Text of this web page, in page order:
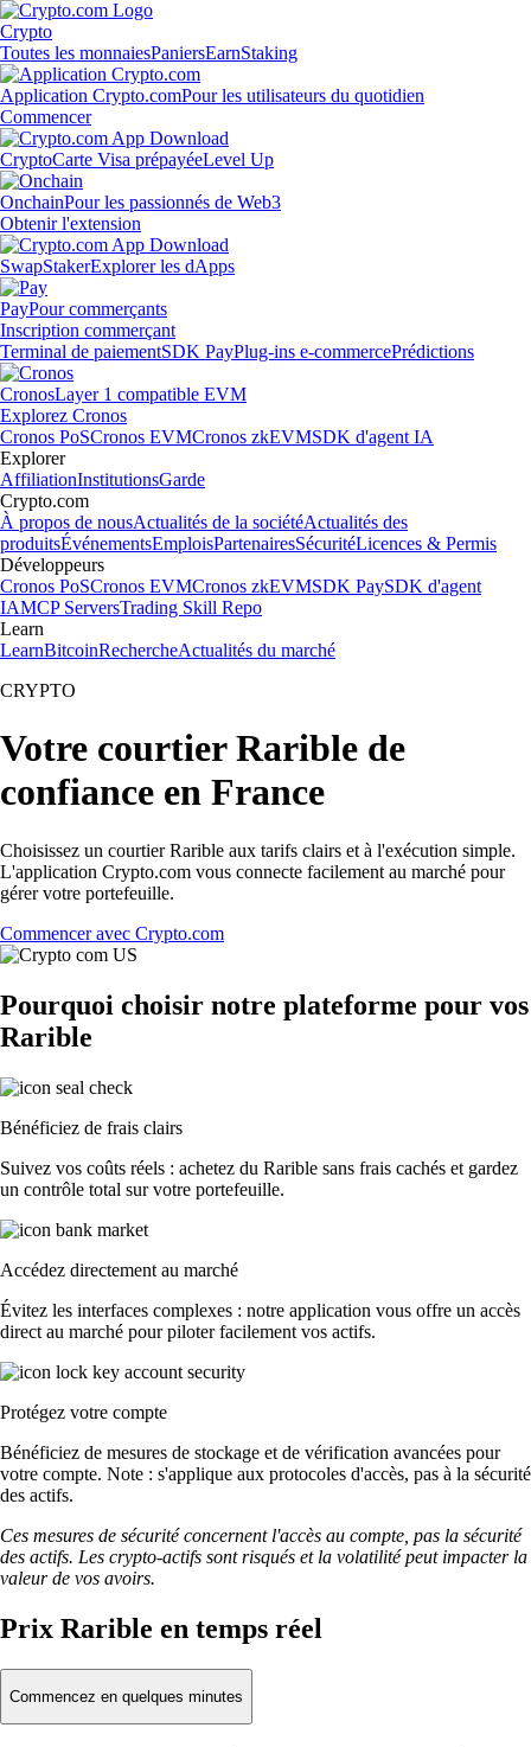
Crypto
Toutes les monnaiesPaniersEarnStaking
Application Crypto.comPour les utilisateurs du quotidien
Commencer
CryptoCarte Visa prépayéeLevel Up
OnchainPour les passionnés de Web3
Obtenir l'extension
SwapStakerExplorer les dApps
PayPour commerçants
Inscription commerçant
Terminal de paiementSDK PayPlug-ins e-commercePrédictions
CronosLayer 1 compatible EVM
Explorez Cronos
Cronos PoSCronos EVMCronos zkEVMSDK d'agent IA
Explorer
AffiliationInstitutionsGarde
Crypto.com
À propos de nousActualités de la sociétéActualités des
produitsÉvénementsEmploisPartenairesSécuritéLicences & Permis
Développeurs
Cronos PoSCronos EVMCronos zkEVMSDK PaySDK d'agent
IAMCP ServersTrading Skill Repo
Learn
LearnBitcoinRechercheActualités du marché
CRYPTO
Votre courtier Rarible de
confiance en France
Choisissez un courtier Rarible aux tarifs clairs et à l'exécution simple.
L'application Crypto.com vous connecte facilement au marché pour
gérer votre portefeuille.
Commencer avec Crypto.com
Pourquoi choisir notre plateforme pour vos
Rarible
Bénéficiez de frais clairs
Suivez vos coûts réels : achetez du Rarible sans frais cachés et gardez
un contrôle total sur votre portefeuille.
Accédez directement au marché
Évitez les interfaces complexes : notre application vous offre un accès
direct au marché pour piloter facilement vos actifs.
Protégez votre compte
Bénéficiez de mesures de stockage et de vérification avancées pour
votre compte. Note : s'applique aux protocoles d'accès, pas à la sécurité
des actifs.
Ces mesures de sécurité concernent l'accès au compte, pas la sécurité
des actifs. Les crypto-actifs sont risqués et la volatilité peut impacter la
valeur de vos avoirs.
Prix Rarible en temps réel
Commencez en quelques minutes